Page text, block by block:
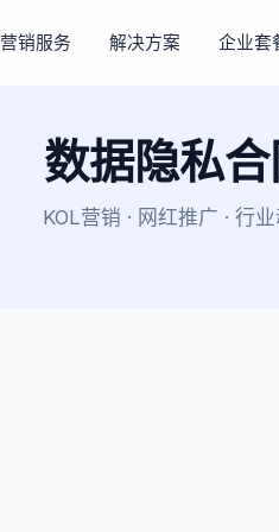
营销服务 解决方案 企业套
数据隐私合
KOL营销 · 网红推广 · 行